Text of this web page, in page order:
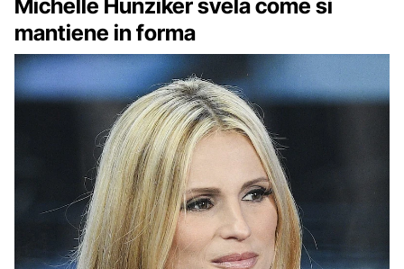
Michelle Hunziker svela come si
mantiene in forma